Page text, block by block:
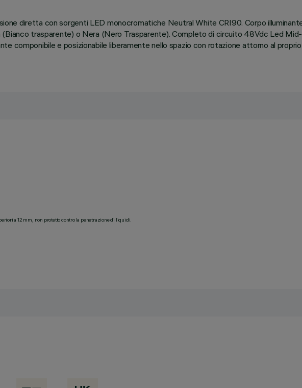
diretta con sorgenti LED monocromatiche Neutral White CRI90. Corpo
(Bianco trasparente) o Nera (Nero Trasparente). Completo di circuito 48Vdc Led
componibile e posizionabile liberamente nello spazio con rotazione attorno al
a 12 mm, non protetto contro la penetrazione di liquidi.